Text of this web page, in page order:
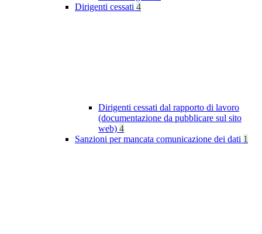
Dirigenti cessati 4
Dirigenti cessati dal rapporto di lavoro
(documentazione da pubblicare sul sito
web) 4
Sanzioni per mancata comunicazione dei dati 1